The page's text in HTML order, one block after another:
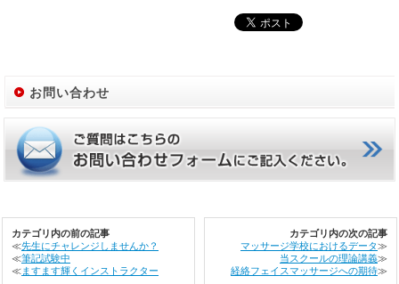
お問い合わせ
カテゴリ内の前の記事
≪先生にチャレンジしませんか？
≪筆記試験中
≪ますます輝くインストラクター
カテゴリ内の次の記事
マッサージ学校におけるデータ≫
当スクールの理論講義≫
経絡フェイスマッサージへの期待≫